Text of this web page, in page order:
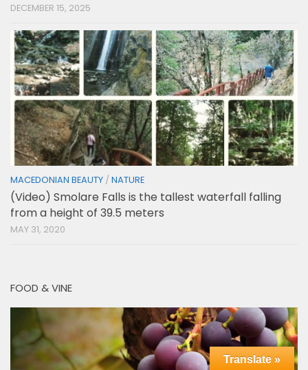
DECEMBER 15, 2025
MACEDONIAN BEAUTY / NATURE
(Video) Smolare Falls is the tallest waterfall falling
from a height of 39.5 meters
MAY 31, 2020
FOOD & VINE
Translate »